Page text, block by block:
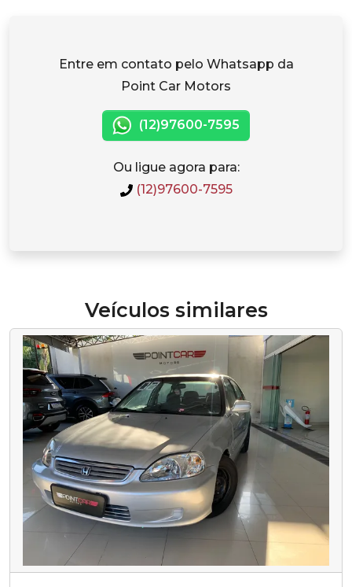
Entre em contato pelo Whatsapp da
Point Car Motors
(12)97600-7595
Ou ligue agora para:
(12)97600-7595
Veículos similares